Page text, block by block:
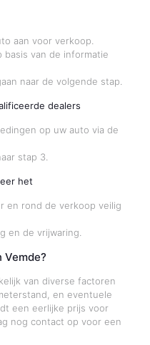
aan voor verkoop.
van de informatie
naar de volgende stap.
dealers
op uw auto via de
stap 3.
het
en rond de verkoop veilig
en de vrijwaring.
Vemde?
van diverse factoren
en eventuele
een eerlijke prijs voor
nog contact op voor een